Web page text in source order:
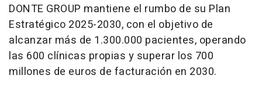
DONTE GROUP mantiene el rumbo de su Plan
Estratégico 2025-2030, con el objetivo de
alcanzar más de 1.300.000 pacientes, operando
las 600 clínicas propias y superar los 700
millones de euros de facturación en 2030.